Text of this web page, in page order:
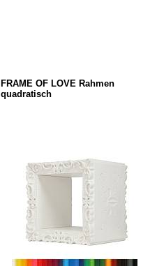
FRAME OF LOVE Rahmen
quadratisch